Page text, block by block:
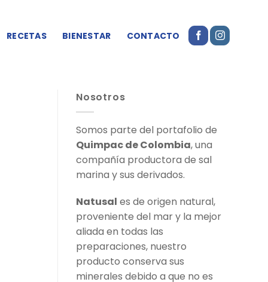
RECETAS BIENESTAR CONTACTO
Nosotros
Somos parte del portafolio de
Quimpac de Colombia, una
compañía productora de sal
marina y sus derivados.
Natusal es de origen natural,
proveniente del mar y la mejor
aliada en todas las
preparaciones, nuestro
producto conserva sus
minerales debido a que no es